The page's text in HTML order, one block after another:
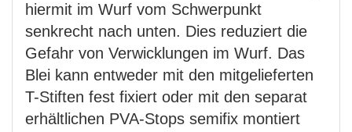
hiermit im Wurf vom Schwerpunkt
senkrecht nach unten. Dies reduziert die
Gefahr von Verwicklungen im Wurf. Das
Blei kann entweder mit den mitgelieferten
T-Stiften fest fixiert oder mit den separat
erhältlichen PVA-Stops semifix montiert